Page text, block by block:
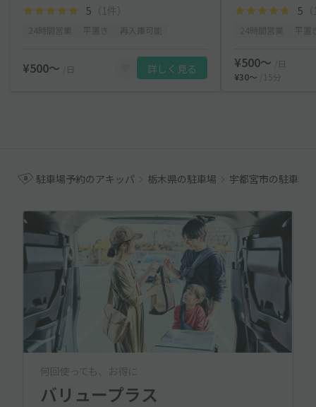
5 （1件）
¥500〜 /日 詳しく見る
5
¥500〜
/日
¥30〜
/15分
駐車場予約のアキッパ 栃木県の駐車場 宇都宮市の駐車場
何回使っても、お得に
バリュープラス